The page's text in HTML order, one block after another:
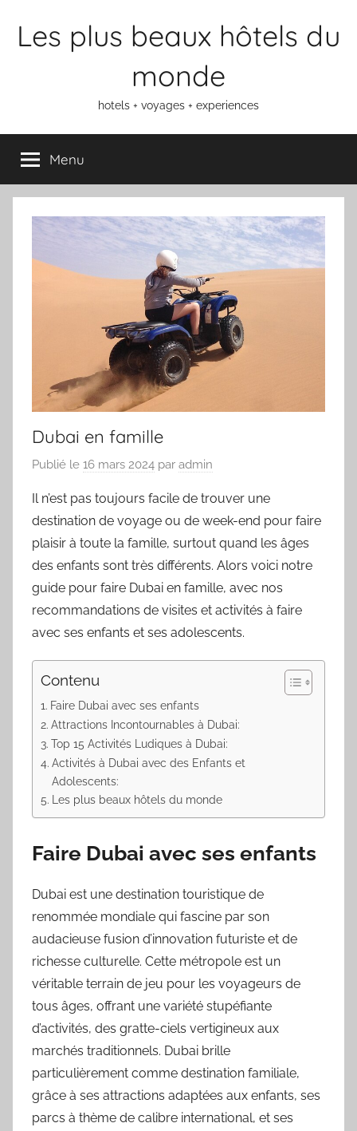
Les plus beaux hôtels du
monde
hotels + voyages + experiences
Menu
Dubai en famille
Publié le 16 mars 2024 par admin
Il n’est pas toujours facile de trouver une
destination de voyage ou de week-end pour faire
plaisir à toute la famille, surtout quand les âges
des enfants sont très différents. Alors voici notre
guide pour faire Dubai en famille, avec nos
recommandations de visites et activités à faire
avec ses enfants et ses adolescents.
Contenu
Faire Dubai avec ses enfants
Attractions Incontournables à Dubai:
Top 15 Activités Ludiques à Dubai:
Activités à Dubai avec des Enfants et
Adolescents:
Les plus beaux hôtels du monde
Faire Dubai avec ses enfants
Dubai est une destination touristique de
renommée mondiale qui fascine par son
audacieuse fusion d’innovation futuriste et de
richesse culturelle. Cette métropole est un
véritable terrain de jeu pour les voyageurs de
tous âges, offrant une variété stupéfiante
d’activités, des gratte-ciels vertigineux aux
marchés traditionnels. Dubai brille
particulièrement comme destination familiale,
grâce à ses attractions adaptées aux enfants, ses
parcs à thème de calibre international, et ses